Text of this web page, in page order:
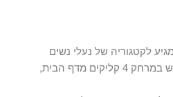
לקטגוריה של נעלי נשים
ימצא בדיוק את מה שחיפש במרחק 4 קליקים מדף הבית,